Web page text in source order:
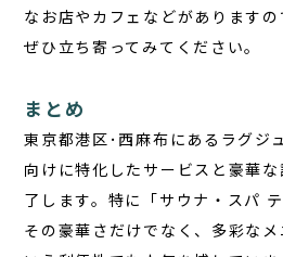
なお店やカフェなどがあります
ぜひ立ち寄ってみてください。
まとめ
東京都港区･西麻布にある ラグジ
向けに特化したサービスと豪華
了します。特に「サウナ・スパ
その豪華さだけでなく、多彩な